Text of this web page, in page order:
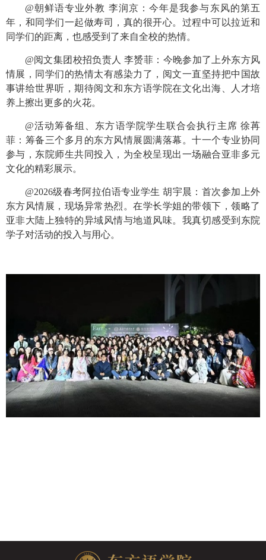
@朝鲜语专业外教 李润京：今年是我参与东风的第五
年，和同学们一起做寿司，真的很开心。过程中可以拉近和
同学们的距离，也感受到了来自全校的热情。
@阅文集团校招负责人 李赟菲：今晚参加了上外东方风
情展，同学们的热情太有感染力了，阅文一直坚持把中国故
事讲给世界听，期待阅文和东方语学院在文化出海、人才培
养上擦出更多的火花。
@活动筹备组、东方语学院学生联合会执行主席 徐苒
菲：筹备三个多月的东方风情展圆满落幕。十一个专业协同
参与，东院师生共同投入，为全校呈现出一场融合亚非多元
文化的精彩展示。
@2026级春考阿拉伯语专业学生 胡宇晨：首次参加上外
东方风情展，现场异常热烈。在学长学姐的带领下，领略了
亚非大陆上独特的异域风情与地道风味。我真切感受到东院
学子对活动的投入与用心。